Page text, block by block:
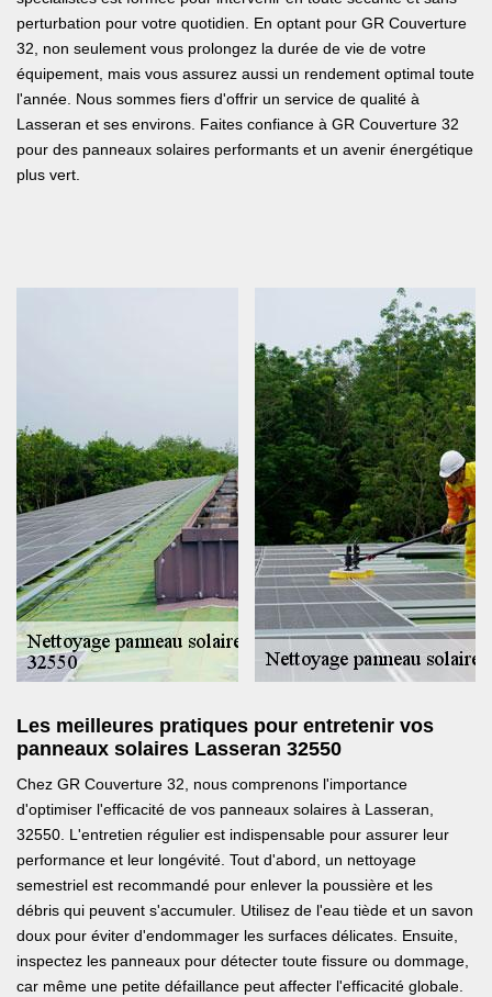
perturbation pour votre quotidien. En optant pour GR Couverture
32, non seulement vous prolongez la durée de vie de votre
équipement, mais vous assurez aussi un rendement optimal toute
l'année. Nous sommes fiers d'offrir un service de qualité à
Lasseran et ses environs. Faites confiance à GR Couverture 32
pour des panneaux solaires performants et un avenir énergétique
plus vert.
Les meilleures pratiques pour entretenir vos
panneaux solaires Lasseran 32550
Chez GR Couverture 32, nous comprenons l'importance
d'optimiser l'efficacité de vos panneaux solaires à Lasseran,
32550. L'entretien régulier est indispensable pour assurer leur
performance et leur longévité. Tout d'abord, un nettoyage
semestriel est recommandé pour enlever la poussière et les
débris qui peuvent s'accumuler. Utilisez de l'eau tiède et un savon
doux pour éviter d'endommager les surfaces délicates. Ensuite,
inspectez les panneaux pour détecter toute fissure ou dommage,
car même une petite défaillance peut affecter l'efficacité globale.